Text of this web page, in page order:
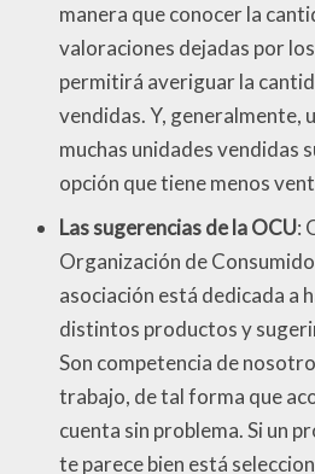
manera que conocer la
valoraciones dejadas por
permitirá averiguar la
vendidas. Y, generalmente,
muchas unidades vendidas
opción que tiene menos
Las sugerencias de la OCU:
Organización de
asociación está dedicada a
distintos productos y
Son competencia de
trabajo, de tal forma que
cuenta sin problema. Si un
te parece bien está